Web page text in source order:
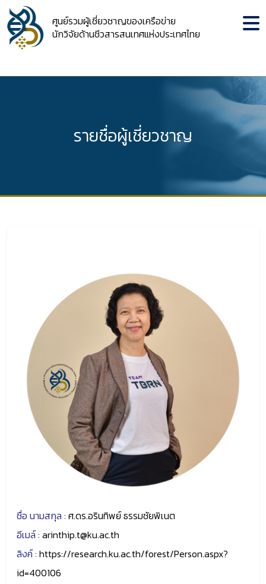
ศูนย์รวมผู้เชี่ยวชาญของเครือข่าย
นักวิจัยด้านชีวสารสนเทศแห่งประเทศไทย
รายชื่อผู้เชี่ยวชาญ
ชื่อ นามสกุล : ศ.ดร.อรินทิพย์ ธรรมชัยพิเนต
อีเมล์ : arinthip.t@ku.ac.th
ลิงค์ : https://research.ku.ac.th/forest/Person.aspx?
id=400106